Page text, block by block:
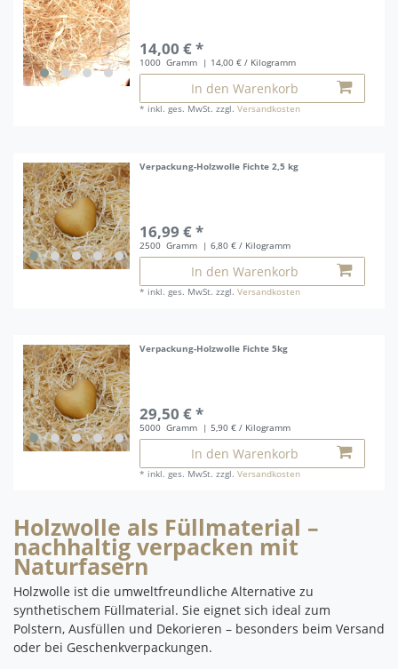
14,00 € *
1000 Gramm | 14,00 € / Kilogramm
In den Warenkorb
* inkl. ges. MwSt. zzgl.Versandkosten
Verpackung-Holzwolle Fichte 2,5 kg
16,99 € *
2500 Gramm | 6,80 € / Kilogramm
In den Warenkorb
* inkl. ges. MwSt. zzgl.Versandkosten
Verpackung-Holzwolle Fichte 5kg
29,50 € *
5000 Gramm | 5,90 € / Kilogramm
In den Warenkorb
* inkl. ges. MwSt. zzgl.Versandkosten
Holzwolle als Füllmaterial –
nachhaltig verpacken mit
Naturfasern
Holzwolle ist die umweltfreundliche Alternative zu
synthetischem Füllmaterial. Sie eignet sich ideal zum
Polstern, Ausfüllen und Dekorieren – besonders beim Versand
oder bei Geschenkverpackungen.